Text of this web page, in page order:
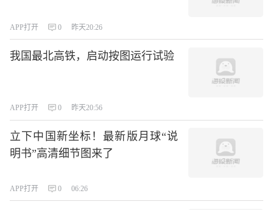
APP打开 0 昨天20:26
我国最北高铁，启动按图运行试验
APP打开 0 昨天20:56
立下中国新坐标！最新版月球“说
明书”高清细节图来了
APP打开 0 06:26